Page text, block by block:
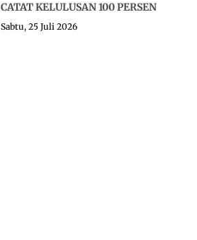
CATAT KELULUSAN 100 PERSEN
Sabtu, 25 Juli 2026